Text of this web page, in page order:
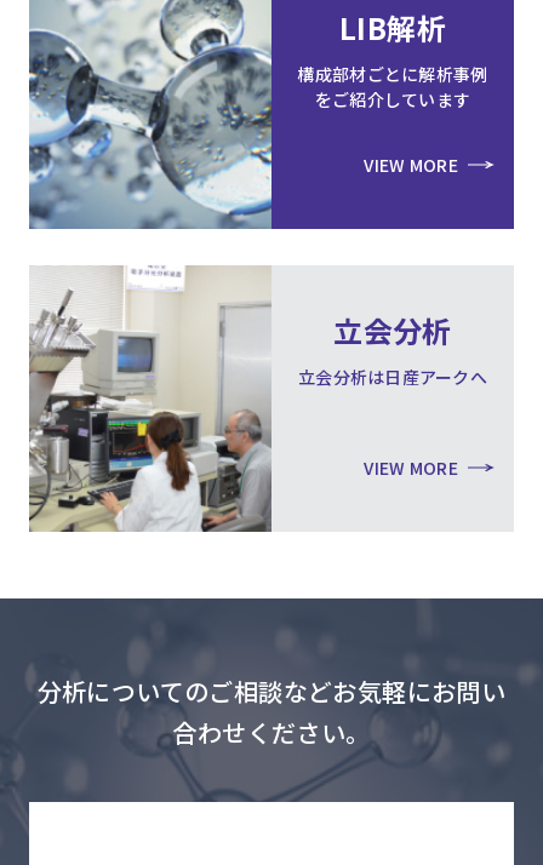
LIB解析
構成部材ごとに解析事例
をご紹介しています
VIEW MORE
立会分析
立会分析は日産アークへ
VIEW MORE
分析についてのご相談などお気軽にお問い
合わせください。